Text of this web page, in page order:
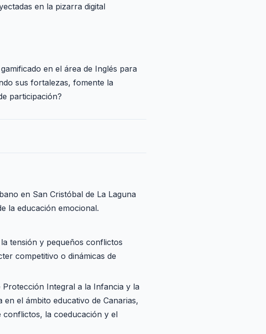
en la pizarra digital
en el área de Inglés para
sus fortalezas, fomente la
participación?
en San Cristóbal de La Laguna
la educación emocional.
tensión y pequeños conflictos
competitivo o dinámicas de
Integral a la Infancia y la
el ámbito educativo de Canarias,
conflictos, la coeducación y el